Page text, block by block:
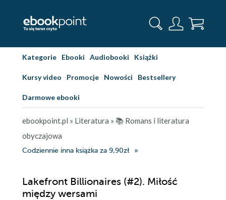
Kategorie Ebooki Audiobooki Książki
Kursy video Promocje Nowości Bestsellery
Darmowe ebooki
ebookpoint.pl » Literatura » 📚 Romans i literatura
obyczajowa
Codziennie inna książka za 9,90zł
Lakefront Billionaires (#2). Miłość
między wersami